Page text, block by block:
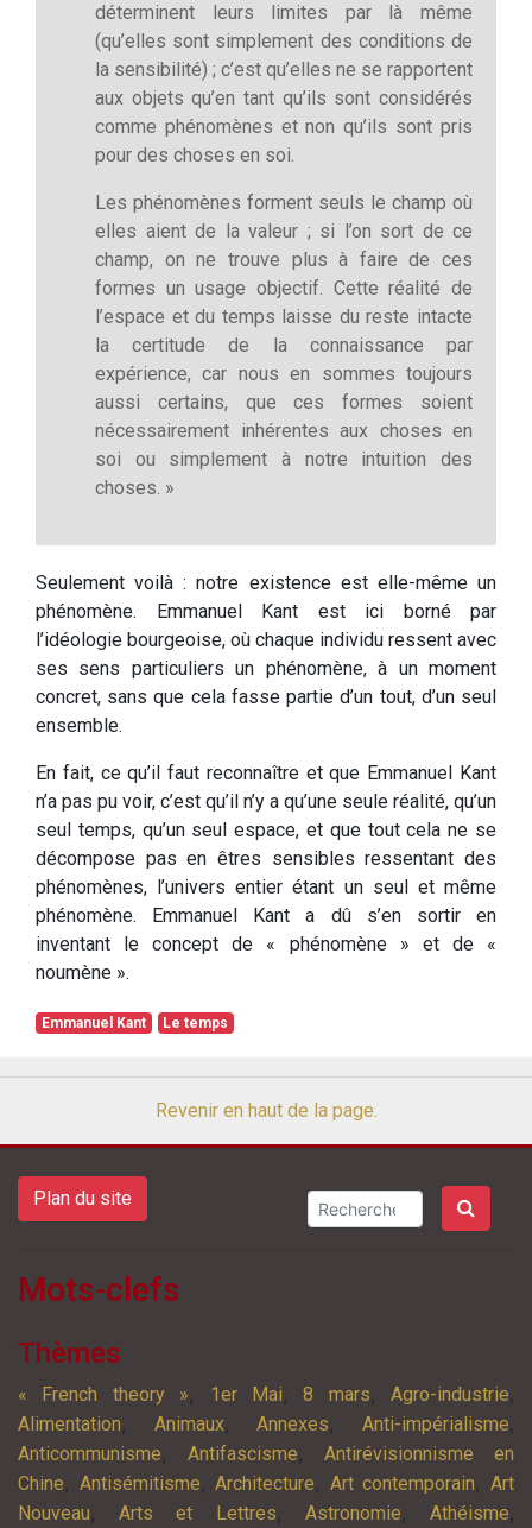
déterminent leurs limites par là même
(qu’elles sont simplement des conditions de
la sensibilité) ; c’est qu’elles ne se rapportent
aux objets qu’en tant qu’ils sont considérés
comme phénomènes et non qu’ils sont pris
pour des choses en soi.
Les phénomènes forment seuls le champ où
elles aient de la valeur ; si l’on sort de ce
champ, on ne trouve plus à faire de ces
formes un usage objectif. Cette réalité de
l’espace et du temps laisse du reste intacte
la certitude de la connaissance par
expérience, car nous en sommes toujours
aussi certains, que ces formes soient
nécessairement inhérentes aux choses en
soi ou simplement à notre intuition des
choses. »
Seulement voilà : notre existence est elle-même un
phénomène. Emmanuel Kant est ici borné par
l’idéologie bourgeoise, où chaque individu ressent avec
ses sens particuliers un phénomène, à un moment
concret, sans que cela fasse partie d’un tout, d’un seul
ensemble.
En fait, ce qu’il faut reconnaître et que Emmanuel Kant
n’a pas pu voir, c’est qu’il n’y a qu’une seule réalité, qu’un
seul temps, qu’un seul espace, et que tout cela ne se
décompose pas en êtres sensibles ressentant des
phénomènes, l’univers entier étant un seul et même
phénomène. Emmanuel Kant a dû s’en sortir en
inventant le concept de « phénomène » et de «
noumène ».
Emmanuel Kant Le temps
Revenir en haut de la page.
Plan du site
Mots-clefs
Thèmes
« French theory », 1er Mai,8 mars, Agro-industrie,
Alimentation, Animaux,Annexes,Anti-impérialisme,
Anticommunisme, Antifascisme, Antirévisionnisme en
Chine, Antisémitisme,Architecture, Art contemporain,Art
Nouveau,Arts et Lettres, Astronomie,Athéisme,